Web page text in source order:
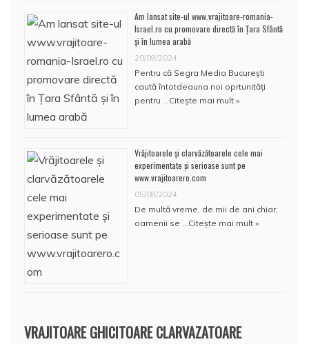
Am lansat site-ul www.vrajitoare-romania-
Israel.ro cu promovare directă în Țara Sfântă
și în lumea arabă
20/09/2024
Pentru că Segra Media București
caută întotdeauna noi oprtunități
pentru …Citește mai mult »
Vrăjitoarele și clarvăzătoarele cele mai
experimentate și serioase sunt pe
www.vrajitoarero.com
05/08/2024
De multă vreme, de mii de ani chiar,
oamenii se …Citește mai mult »
VRAJITOARE GHICITOARE CLARVAZATOARE